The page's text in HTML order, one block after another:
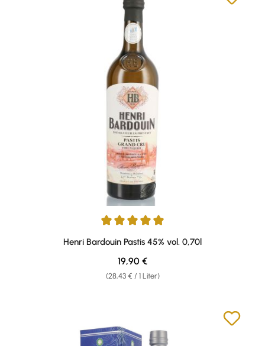
Durchschnittliche Bewertung von 4.98 von 5 Sternen
Henri Bardouin Pastis 45% vol. 0,70l
(28,43 € / 1 Liter)
Regulärer Preis:
19,90 €